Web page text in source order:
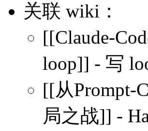
关联 wiki：
[[Claude-
loop]] - 写
[[从Prompt-
局之战]] -